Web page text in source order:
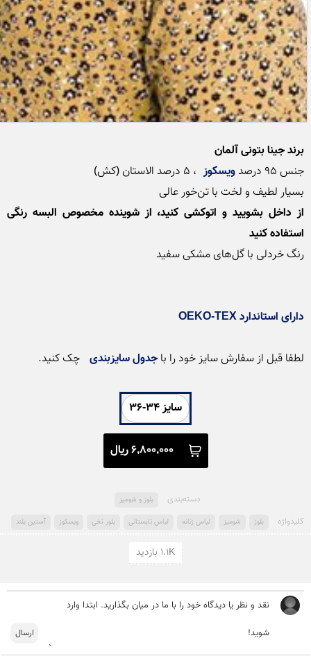
سایز 34-36
6,800,000 ریال
برند جینا بتونی آلمان
جنس 95 درصد
ویسکوز
بسیار لطیف و لخت با تن‌خور عالی
استفاده کنید
دارای استاندارد OEKO-TEX
لطفا قبل از سفارش سایز خود را با جدول سایزبندی چک کنید.
دسته‌بندی بلوز و شومیز
کلید‌واژه بلوز شومیز لباس زنانه لباس تابستانی بلور نخی ویسکوز آستین بلند
1.1K بازدید